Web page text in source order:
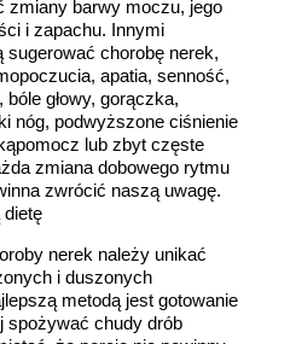
zmiany barwy moczu, jego
i zapachu. Innymi
chorobę nerek,
apatia, senność,
głowy, gorączka,
nóg, podwyższone ciśnienie
lub zbyt częste
zmiana dobowego rytmu
zwrócić naszą uwagę.
dietę
nerek należy unikać
i duszonych
metodą jest gotowanie
spożywać chudy drób